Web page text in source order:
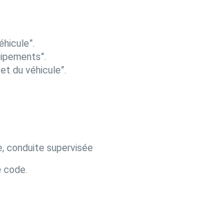
du véhicule”.
conduite supervisée
code.